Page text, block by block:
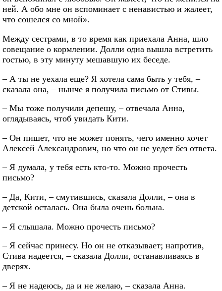
ней. А обо мне он вспоминает с ненавистью и жалеет,
что сошелся со мной».
Между сестрами, в то время как приехала Анна, шло
совещание о кормлении. Долли одна вышла встретить
гостью, в эту минуту мешавшую их беседе.
– А ты не уехала еще? Я хотела сама быть у тебя, –
сказала она, – нынче я получила письмо от Стивы.
– Мы тоже получили депешу, – отвечала Анна,
оглядываясь, чтоб увидать Кити.
– Он пишет, что не может понять, чего именно хочет
Алексей Александрович, но что он не уедет без ответа.
– Я думала, у тебя есть кто-то. Можно прочесть
письмо?
– Да, Кити, – смутившись, сказала Долли, – она в
детской осталась. Она была очень больна.
– Я слышала. Можно прочесть письмо?
– Я сейчас принесу. Но он не отказывает; напротив,
Стива надеется, – сказала Долли, останавливаясь в
дверях.
– Я не надеюсь, да и не желаю, – сказала Анна.